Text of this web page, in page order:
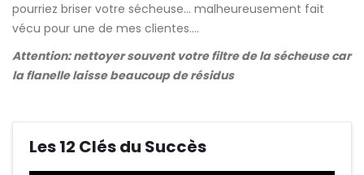
pourriez briser votre sécheuse… malheureusement fait
vécu pour une de mes clientes….
Attention: nettoyer souvent votre filtre de la sécheuse car
la flanelle laisse beaucoup de résidus
Les 12 Clés du Succès